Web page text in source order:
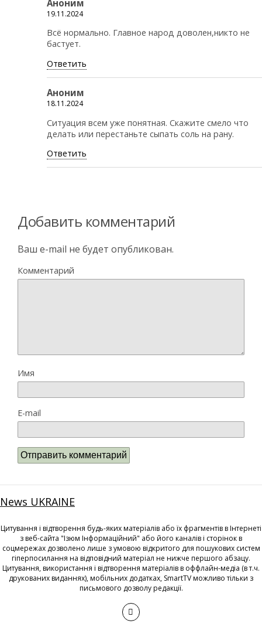
Аноним
19.11.2024
Всё нормально. Главное народ доволен,никто не
бастует.
Ответить
Аноним
18.11.2024
Ситуация всем уже понятная. Скажите смело что
делать или перестаньте сыпать соль на рану.
Ответить
Добавить комментарий
Ваш e-mail не будет опубликован.
Комментарий
Имя
E-mail
News UKRAINE
Цитування і відтворення будь-яких матеріалів або їх фрагментів в Інтернеті
з веб-сайта "Ізюм Інформаційний" або його каналів і сторінок в
соцмережах дозволено лише з умовою відкритого для пошукових систем
гіперпосилання на відповідний матеріал не нижче першого абзацу.
Цитування, використання і відтворення матеріалів в оффлайн-медіа (в т.ч.
друкованих виданнях), мобільних додатках, SmartTV можливо тільки з
письмового дозволу редакції.